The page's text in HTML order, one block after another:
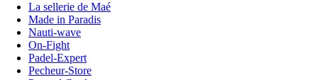
La sellerie de Maé
Made in Paradis
Nauti-wave
On-Fight
Padel-Expert
Pecheur-Store